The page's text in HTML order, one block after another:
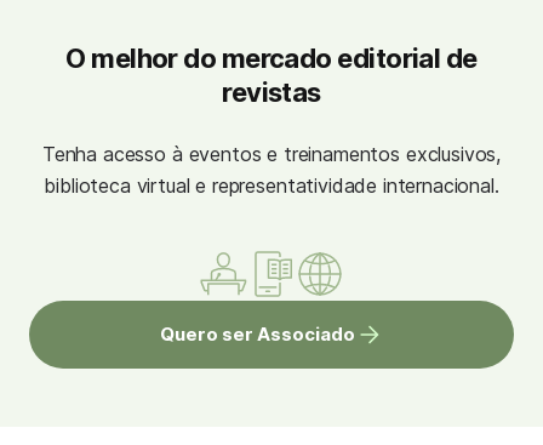
O melhor do mercado editorial de
revistas
Tenha acesso à eventos e treinamentos exclusivos,
biblioteca virtual e representatividade internacional.
Quero ser Associado